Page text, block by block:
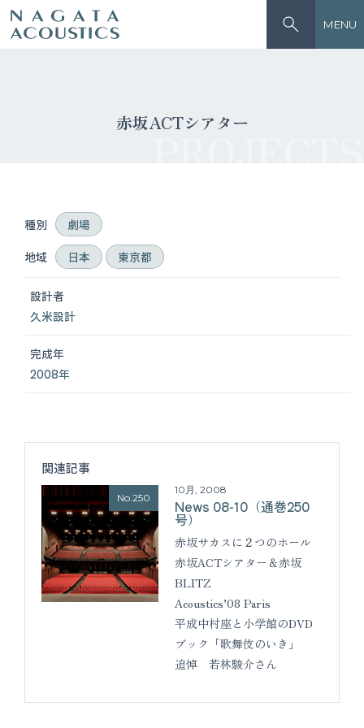
MENU
赤坂ACTシアター
種別
劇場
地域
日本 東京都
設計者
久米設計
完成年
2008年
関連記事
No.250
10月, 2008
News 08-10（通巻250
号）
赤坂サカスに２つのホール
赤坂ACTシアター＆赤坂
BLITZ
Acoustics’08 Paris
平成中村座と小学館のDVD
ブック「歌舞伎のいき」
追悼 若林駿介さん